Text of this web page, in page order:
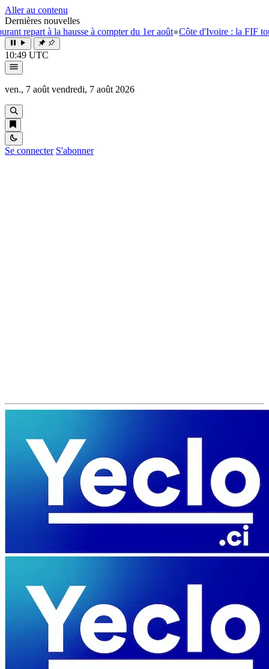
Aller au contenu
Dernières nouvelles
hausse à compter du 1er août●Côte d'Ivoire : la FIF tourne la page
10:49 UTC
ven., 7 août vendredi, 7 août 2026
Se connecter S'abonner